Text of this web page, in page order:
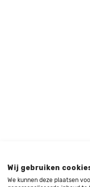
Wij gebruiken
We kunnen deze plaatsen